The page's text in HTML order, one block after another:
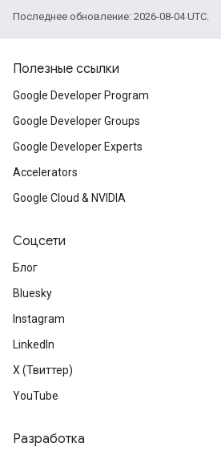
Последнее обновление: 2026-08-04 UTC.
Полезные ссылки
Google Developer Program
Google Developer Groups
Google Developer Experts
Accelerators
Google Cloud & NVIDIA
Соцсети
Блог
Bluesky
Instagram
LinkedIn
X (Твиттер)
YouTube
Разработка